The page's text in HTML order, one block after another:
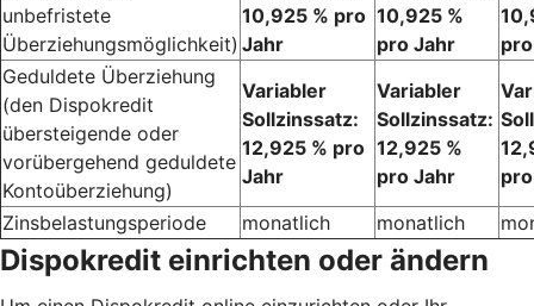
unbefristete
Überziehungsmöglichkeit)
10,925 % pro
Jahr
10,925 %
pro Jahr
Geduldete Überziehung
(den Dispokredit
übersteigende oder
vorübergehend geduldete
Kontoüberziehung)
Variabler
Sollzinssatz:
12,925 % pro
Jahr
Variabler
Sollzinssatz:
12,925 %
pro Jahr
Zinsbelastungsperiode
monatlich monatlich
Dispokredit einrichten oder ändern